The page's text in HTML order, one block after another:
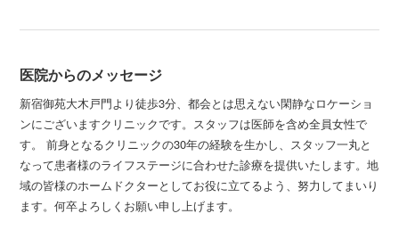
医院からのメッセージ
新宿御苑大木戸門より徒歩3分、都会とは思えない閑静なロケーショ
ンにございますクリニックです。スタッフは医師を含め全員女性で
す。 前身となるクリニックの30年の経験を生かし、スタッフ一丸と
なって患者様のライフステージに合わせた診療を提供いたします。地
域の皆様のホームドクターとしてお役に立てるよう、努力してまいり
ます。何卒よろしくお願い申し上げます。